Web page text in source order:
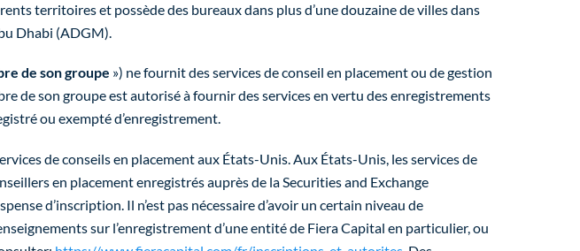
territoires et possède des bureaux dans plus d’une douzaine de villes dans
Dhabi (ADGM).
de son groupe ») ne fournit des services de conseil en placement ou de gestion
de son groupe est autorisé à fournir des services en vertu des enregistrements
ou exempté d’enregistrement.
de conseils en placement aux États-Unis. Aux États-Unis, les services de
en placement enregistrés auprès de la Securities and Exchange
d’inscription. Il n’est pas nécessaire d’avoir un certain niveau de
sur l’enregistrement d’une entité de Fiera Capital en particulier, ou